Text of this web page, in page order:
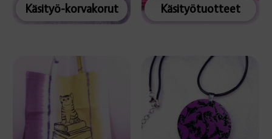
Käsityö-korvakorut Käsityötuotteet